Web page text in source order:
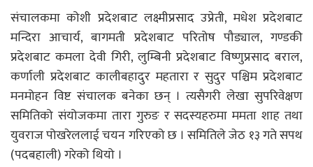
संचालकमा कोशी प्रदेशबाट लक्ष्मीप्रसाद उप्रेती, मधेश प्रदेशबाट
मन्दिरा आचार्य, बागमती प्रदेशबाट परितोष पौड्याल, गण्डकी
प्रदेशबाट कमला देवी गिरी, लुम्बिनी प्रदेशबाट विष्णुप्रसाद बराल,
कर्णाली प्रदेशबाट कालीबहादुर महतारा र सुदुर पश्चिम प्रदेशबाट
मनमोहन विष्ट संचालक बनेका छन् । त्यसैगरी लेखा सुपरिवेक्षण
समितिको संयोजकमा तारा गुरुङ र सदस्यहरुमा ममता शाह तथा
युवराज पोखरेललाई चयन गरिएको छ । समितिले जेठ १३ गते सपथ
(पदबहाली) गरेको थियो ।